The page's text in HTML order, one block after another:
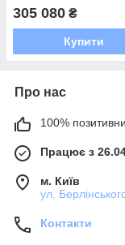
305 080 ₴
Купити
Про нас
100%
Працює з
м. Київ
ул.
Контакти